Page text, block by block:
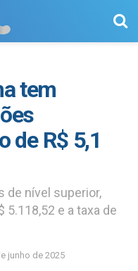
tem
de R$ 5,1
de nível superior,
5.118,52 e a taxa de
junho de 2025